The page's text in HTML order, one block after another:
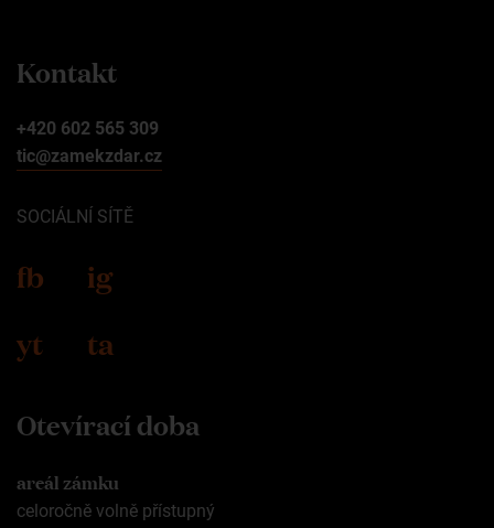
Kontakt
+420 602 565 309
tic@zamekzdar.cz
SOCIÁLNÍ SÍTĚ
fb
ig
yt
ta
Otevírací doba
areál zámku
celoročně volně přístupný